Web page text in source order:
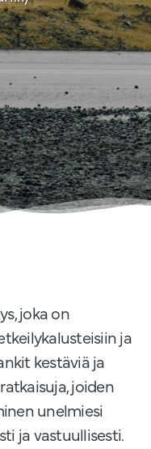
joka on
ja
kestäviä ja
joiden
unelmiesi
ja vastuullisesti.